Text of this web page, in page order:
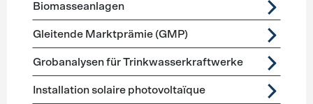
Biomasseanlagen
Gleitende Marktprämie (GMP)
Grobanalysen für Trinkwasserkraftwerke
Installation solaire photovoltaïque